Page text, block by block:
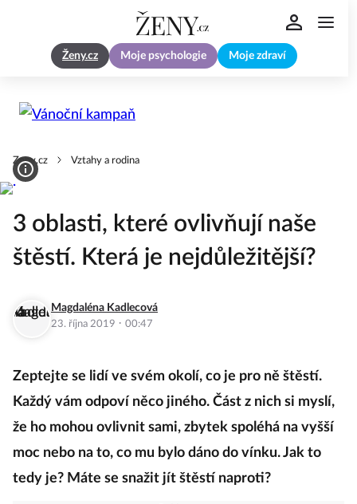
Ženy.cz Moje psychologie Moje zdraví
Zeny.cz Vztahy a rodina
3 oblasti, které ovlivňují naše
štěstí. Která je nejdůležitější?
Magdaléna Kadlecová
23. října 2019 · 00:47
Zeptejte se lidí ve svém okolí, co je pro ně štěstí.
Každý vám odpoví něco jiného. Část z nich si myslí,
že ho mohou ovlivnit sami, zbytek spoléhá na vyšší
moc nebo na to, co mu bylo dáno do vínku. Jak to
tedy je? Máte se snažit jít štěstí naproti?